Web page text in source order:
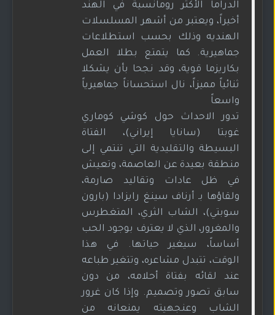
الدراما الأكثر رومانسية في الهند
أخيراً، ويعتبر من أشهر المسلسلات
الهنديه وذلك بحسب استطلاعات
جماهيرية. كما يتمتع بطلا العمل
بكاريزما قوية، وقد نجحا بأن يشكلا
ثنائياً مميزاً، نال استحساناً جماهيرياً
واسعاً
تدور الاحداث حول كوشي كوماري
غوبتا (سانايا إيراني)، الفتاة
البسيطة والتقليدية التي تنتمي إلى
منطقة بعيدة عن العاصمة، وتعيش
في ظل عادات وتقاليد صارمة،
ولقاؤها بـ أرناف سينغ رايزادا (بارون
سوبتي)، الشاب الثري، المتغطرس
والمغرور، الذي لا يعترف بوجود الحب
أساساً، سيغير حياتها. في هذا
الوقت، تتبدل مشاعره، وتتغير طباعه
عند لقائه بفتاة أحلامه، من دون
سابق تصور وتصميم. وإذا كان غرور
الشاب وعنجهيته يمنعانه من